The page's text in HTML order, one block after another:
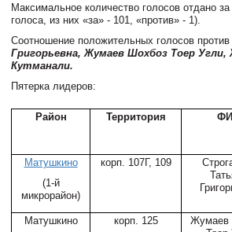
Максимальное количество голосов отдано
голоса, из них «за» - 101, «против» - 1).
Соотношение положительных голосов против
Григорьевна, Жумаев Шохбоз Тоер
Кутманали.
Пятерка лидеров:
Район Территория
Матушкино
(1-й
микрорайон)
корп. 107Г, 109
Матушкино
корп. 125
Жумаев